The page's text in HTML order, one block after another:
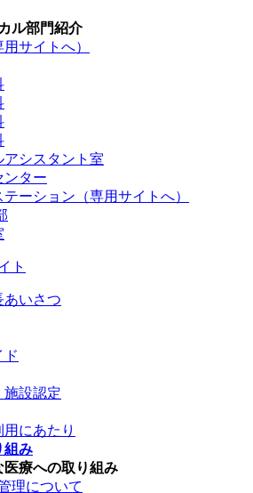
ル部門紹介
サイトへ）
アシスタント室
ンター
ーション（専用サイトへ）
ト
あいさつ
ド
施設認定
にあたり
組み
医療への取り組み
理について